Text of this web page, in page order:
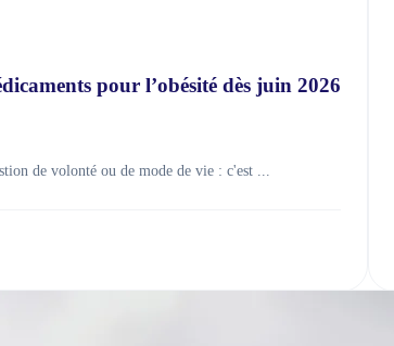
pour l’obésité dès juin 2026
de volonté ou de mode de vie : c'est ...